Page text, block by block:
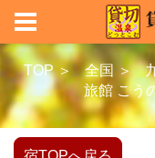
TOP ＞ 全国 ＞
旅館 こう